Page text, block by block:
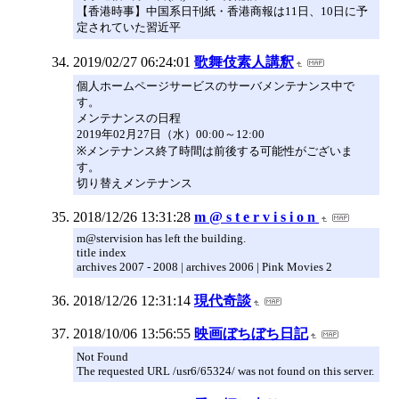
【香港時事】中国系日刊紙・香港商報は11日、10日に予
定されていた習近平
2019/02/27 06:24:01 歌舞伎素人講釈
個人ホームページサービスのサーバメンテナンス中で
す。
メンテナンスの日程
2019年02月27日（水）00:00～12:00
※メンテナンス終了時間は前後する可能性がございま
す。
切り替えメンテナンス
2018/12/26 13:31:28 m @ s t e r v i s i o n
m@stervision has left the building.
title index
archives 2007 - 2008 | archives 2006 | Pink Movies 2
2018/12/26 12:31:14 現代奇談
2018/10/06 13:56:55 映画ぼちぼち日記
Not Found
The requested URL /usr6/65324/ was not found on this server.